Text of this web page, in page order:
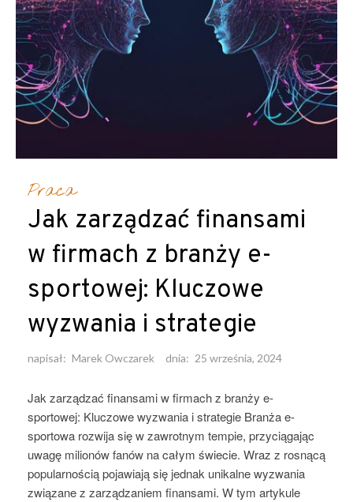
Praca
Jak zarządzać finansami
w firmach z branży e-
sportowej: Kluczowe
wyzwania i strategie
napisał: Marek Owczarek dnia: 25 września, 2024
Jak zarządzać finansami w firmach z branży e-
sportowej: Kluczowe wyzwania i strategie Branża e-
sportowa rozwija się w zawrotnym tempie, przyciągając
uwagę milionów fanów na całym świecie. Wraz z rosnącą
popularnością pojawiają się jednak unikalne wyzwania
związane z zarządzaniem finansami. W tym artykule